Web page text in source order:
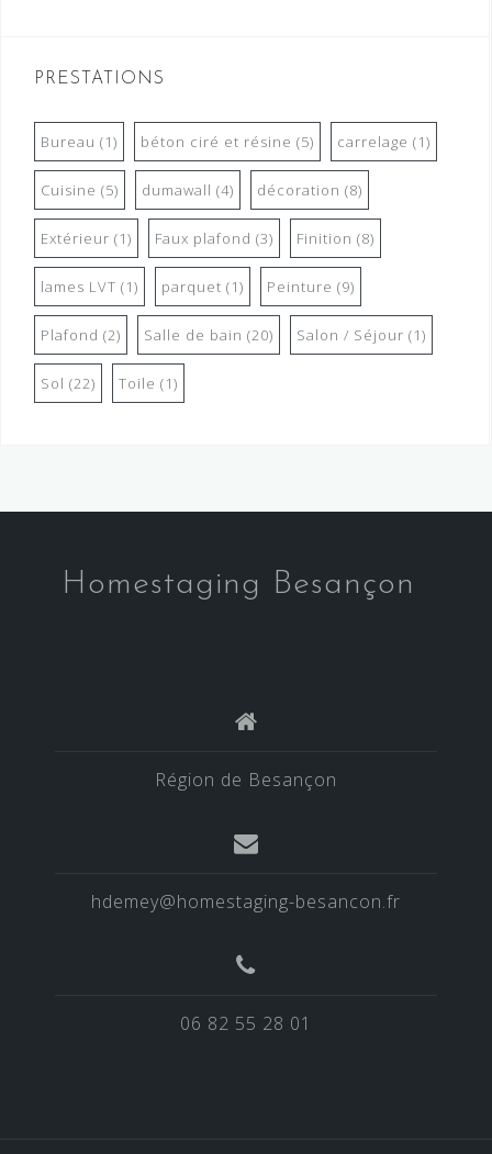
PRESTATIONS
Bureau (1) béton ciré et résine (5) carrelage (1)
Cuisine (5) dumawall (4) décoration (8)
Extérieur (1) Faux plafond (3) Finition (8)
lames LVT (1) parquet (1) Peinture (9)
Plafond (2) Salle de bain (20) Salon / Séjour (1)
Sol (22) Toile (1)
Homestaging Besançon
Région de Besançon
hdemey@homestaging-besancon.fr
06 82 55 28 01